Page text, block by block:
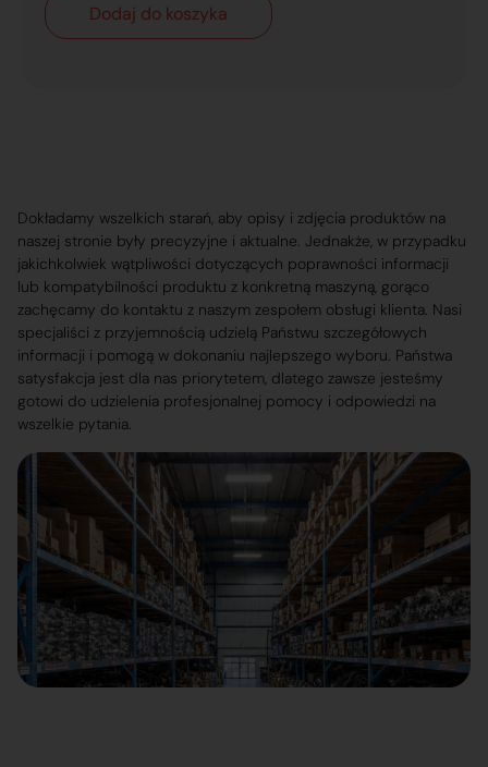
Dodaj do koszyka
Dokładamy wszelkich starań, aby opisy i zdjęcia produktów na
naszej stronie były precyzyjne i aktualne. Jednakże, w przypadku
jakichkolwiek wątpliwości dotyczących poprawności informacji
lub kompatybilności produktu z konkretną maszyną, gorąco
zachęcamy do kontaktu z naszym zespołem obsługi klienta. Nasi
specjaliści z przyjemnością udzielą Państwu szczegółowych
informacji i pomogą w dokonaniu najlepszego wyboru. Państwa
satysfakcja jest dla nas priorytetem, dlatego zawsze jesteśmy
gotowi do udzielenia profesjonalnej pomocy i odpowiedzi na
wszelkie pytania.